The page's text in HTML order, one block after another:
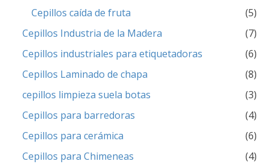
Cepillos caída de fruta
(5)
Cepillos Industria de la Madera
(7)
Cepillos industriales para etiquetadoras
(6)
Cepillos Laminado de chapa
(8)
cepillos limpieza suela botas
(3)
Cepillos para barredoras
(4)
Cepillos para cerámica
(6)
Cepillos para Chimeneas
(4)